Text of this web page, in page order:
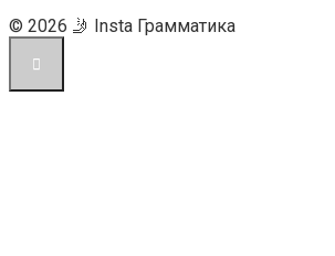
© 2026 🤳 Insta Грамматика